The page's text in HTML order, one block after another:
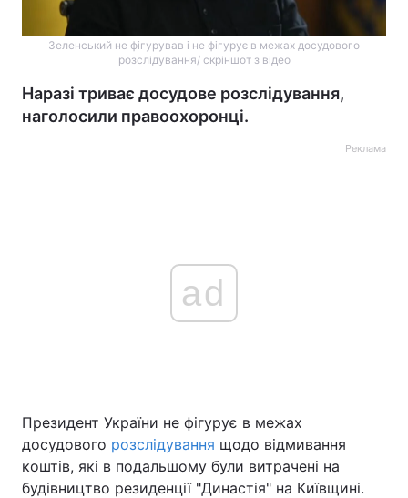
Зеленський не фігурував і не фігурує в межах досудового
розслідування/ скріншот з відео
Наразі триває досудове розслідування,
наголосили правоохоронці.
Реклама
ad
Президент України не фігурує в межах
досудового розслідування щодо відмивання
коштів, які в подальшому були витрачені на
будівництво резиденції "Династія" на Київщині.